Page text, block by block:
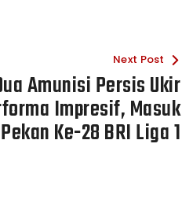
Next Post
Amunisi Persis Ukir
Impresif, Masuk
Ke-28 BRI Liga 1